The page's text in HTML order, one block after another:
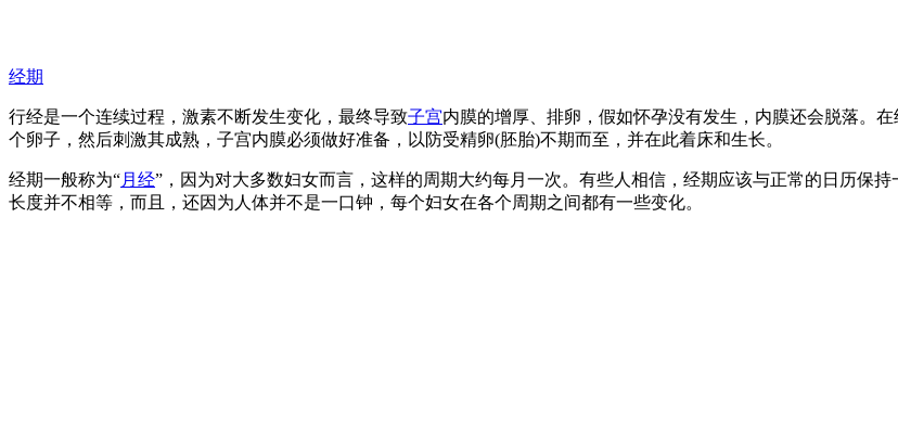
经期
行经是一个连续过程，激素不断发生变化，最终导致子宫内膜的增厚、排卵，假如怀孕没有发生，内膜还会脱落。
个卵子，然后刺激其成熟，子宫内膜必须做好准备，以防受精卵(胚胎)不期而至，并在此着床和生长。
经期一般称为“月经”，因为对大多数妇女而言，这样的周期大约每月一次。有些人相信，经期应该与正常的日历保
长度并不相等，而且，还因为人体并不是一口钟，每个妇女在各个周期之间都有一些变化。